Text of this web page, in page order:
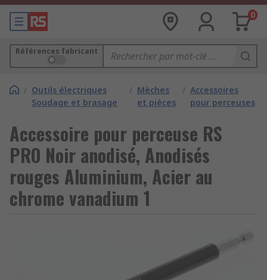
0
Références fabricant
/ Outils électriques
Soudage et brasage
/ Mèches
et pièces
/ Accessoires
pour perceuses
Accessoire pour perceuse RS
PRO Noir anodisé, Anodisés
rouges Aluminium, Acier au
chrome vanadium 1